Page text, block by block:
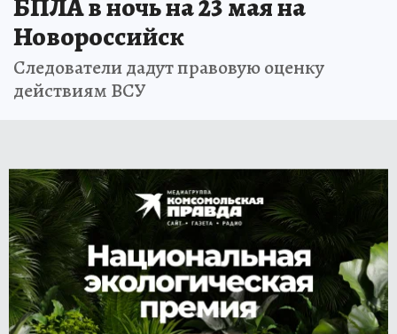
БПЛА в ночь на 23 мая на
Новороссийск
Следователи дадут правовую оценку
действиям ВСУ